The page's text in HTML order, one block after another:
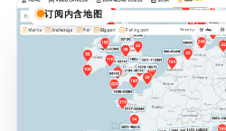
订阅内含地图